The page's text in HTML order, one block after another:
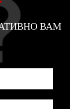
ВАМ